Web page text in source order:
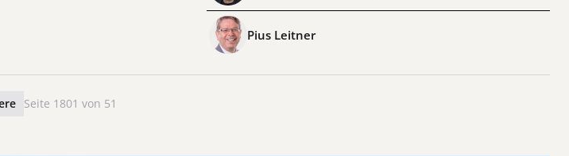
Pius Leitner
Seite 1801 von 51